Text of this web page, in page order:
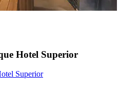
Hotel Superior
Superior